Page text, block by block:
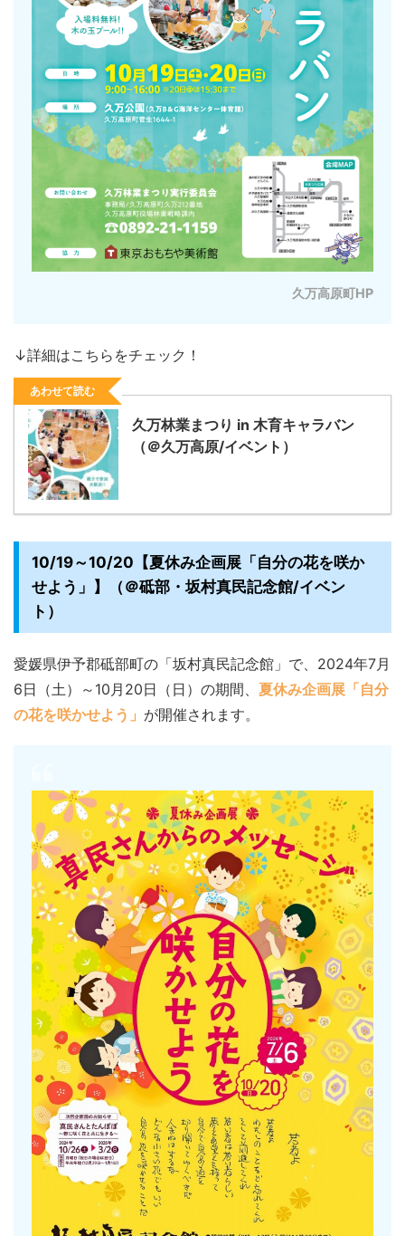
久万高原町HP
↓詳細はこちらをチェック！
あわせて読む
久万林業まつり in 木育キャラバン
（＠久万高原/イベント）
10/19～10/20【夏休み企画展「自分の花を咲か
せよう」】（＠砥部・坂村真民記念館/イベン
ト）
愛媛県伊予郡砥部町の「坂村真民記念館」で、2024年7月
6日（土）～10月20日（日）の期間、 夏休み企画展「自分
の花を咲かせよう」 が開催されます。